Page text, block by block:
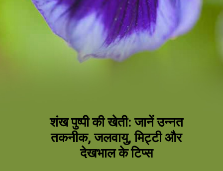
शंख पुष्पी की खेती: जानें उन्नत
तकनीक, जलवायु, मिट्टी और
देखभाल के टिप्स